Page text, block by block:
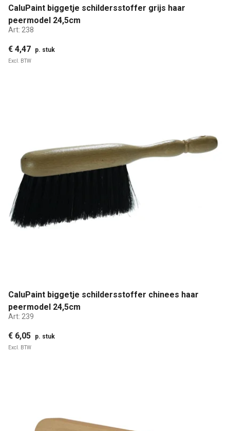
CaluPaint biggetje schildersstoffer grijs haar
peermodel 24,5cm
Art: 238
€ 4,47 p. stuk
Excl. BTW
CaluPaint biggetje schildersstoffer chinees haar
peermodel 24,5cm
Art: 239
€ 6,05 p. stuk
Excl. BTW